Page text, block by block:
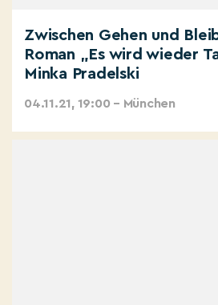
Zwischen Gehen und
Roman „Es wird wieder
Minka Pradelski
04.11.21, 19:00 – München